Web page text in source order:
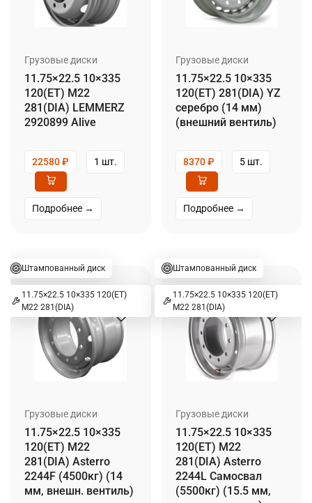
Грузовые диски
11.75×22.5 10×335
120(ET) M22
281(DIA) LEMMERZ
2920899 Alive
22580₽ 1 шт.
Подробнее →
Грузовые диски
11.75×22.5 10×335
120(ET) 281(DIA) YZ
серебро (14 мм)
(внешний вентиль)
8370₽ 5 шт.
Подробнее →
Штампованный диск
11.75×22.5 10×335 120(ET)
M22 281(DIA)
Грузовые диски
11.75×22.5 10×335
120(ET) M22
281(DIA) Asterro
2244F (4500кг) (14
мм, внешн. вентиль)
Штампованный диск
11.75×22.5 10×335 120(ET)
M22 281(DIA)
Грузовые диски
11.75×22.5 10×335
120(ET) M22
281(DIA) Asterro
2244L Самосвал
(5500кг) (15.5 мм,